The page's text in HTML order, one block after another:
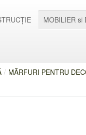
MOBILIER si
/ MĂRFURI PENTRU